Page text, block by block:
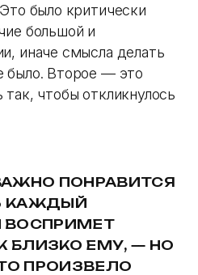
было критически
большой и
иначе смысла делать
было. Второе — это
чтобы откликнулось
ПОНРАВИТСЯ
КАЖДЫЙ
БЛИЗКО ЕМУ, — НО
ПРОИЗВЕЛО